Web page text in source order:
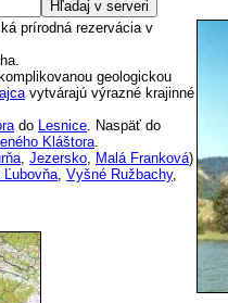
prírodná rezervácia v
geologickou
vytvárajú výrazné krajinné
do Lesnice. Naspäť do
Kláštora.
, Jezersko, Malá Franková)
Ľubovňa, Vyšné Ružbachy,